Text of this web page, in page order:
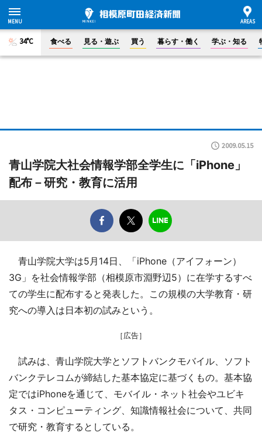
34°C 食べる 見る・遊ぶ 買う 暮らす・働く 学ぶ・知る
2009.05.15
青山学院大社会情報学部全学生に「iPhone」
配布－研究・教育に活用
青山学院大学は5月14日、「iPhone（アイフォーン）
3G」を社会情報学部（相模原市淵野辺5）に在学するすべ
ての学生に配布すると発表した。この規模の大学教育・研
究への導入は日本初の試みという。
［広告］
試みは、青山学院大学とソフトバンクモバイル、ソフト
バンクテレコムが締結した基本協定に基づくもの。基本協
定ではiPhoneを通じて、モバイル・ネット社会やユビキ
タス・コンピューティング、知識情報社会について、共同
で研究・教育するとしている。